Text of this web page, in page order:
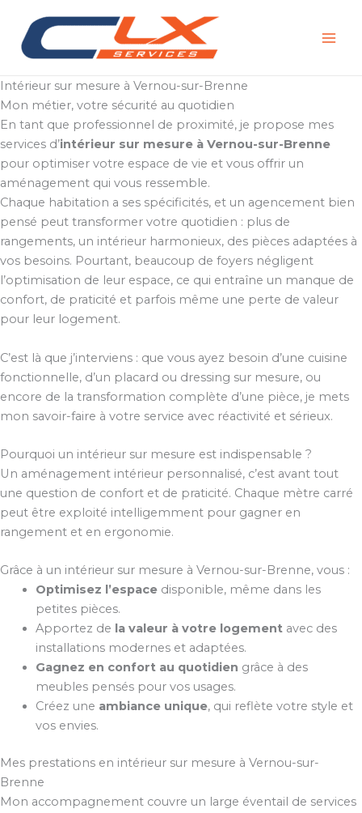
contenu
Intérieur sur mesure à Vernou-sur-Brenne
Mon métier, votre sécurité au quotidien
En tant que professionnel de proximité, je propose mes
services d’intérieur sur mesure à Vernou-sur-Brenne
pour optimiser votre espace de vie et vous offrir un
aménagement qui vous ressemble.
Chaque habitation a ses spécificités, et un agencement bien
pensé peut transformer votre quotidien : plus de
rangements, un intérieur harmonieux, des pièces adaptées à
vos besoins. Pourtant, beaucoup de foyers négligent
l’optimisation de leur espace, ce qui entraîne un manque de
confort, de praticité et parfois même une perte de valeur
pour leur logement.
C’est là que j’interviens : que vous ayez besoin d’une cuisine
fonctionnelle, d’un placard ou dressing sur mesure, ou
encore de la transformation complète d’une pièce, je mets
mon savoir-faire à votre service avec réactivité et sérieux.
Pourquoi un intérieur sur mesure est indispensable ?
Un aménagement intérieur personnalisé, c’est avant tout
une question de confort et de praticité. Chaque mètre carré
peut être exploité intelligemment pour gagner en
rangement et en ergonomie.
Grâce à un intérieur sur mesure à Vernou-sur-Brenne, vous :
Optimisez l’espacedisponible, même dans les
petites pièces.
Apportez de la valeur à votre logementavec des
installations modernes et adaptées.
Gagnez en confort au quotidien grâce à des
meubles pensés pour vos usages.
Créez une ambiance unique, qui reflète votre style et
vos envies.
Mes prestations en intérieur sur mesure à Vernou-sur-
Brenne
Mon accompagnement couvre un large éventail de services